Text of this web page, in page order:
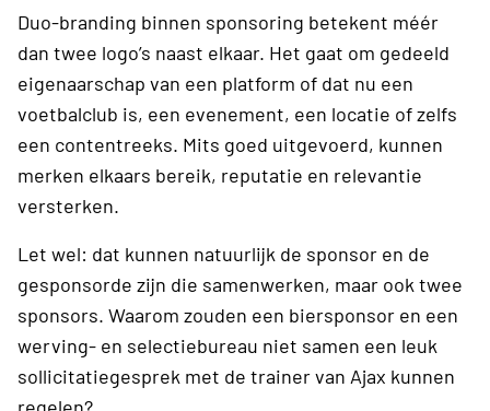
Duo-branding binnen sponsoring betekent méér
dan twee logo’s naast elkaar. Het gaat om gedeeld
eigenaarschap van een platform of dat nu een
voetbalclub is, een evenement, een locatie of zelfs
een contentreeks. Mits goed uitgevoerd, kunnen
merken elkaars bereik, reputatie en relevantie
versterken.
Let wel: dat kunnen natuurlijk de sponsor en de
gesponsorde zijn die samenwerken, maar ook twee
sponsors. Waarom zouden een biersponsor en een
werving- en selectiebureau niet samen een leuk
sollicitatiegesprek met de trainer van Ajax kunnen